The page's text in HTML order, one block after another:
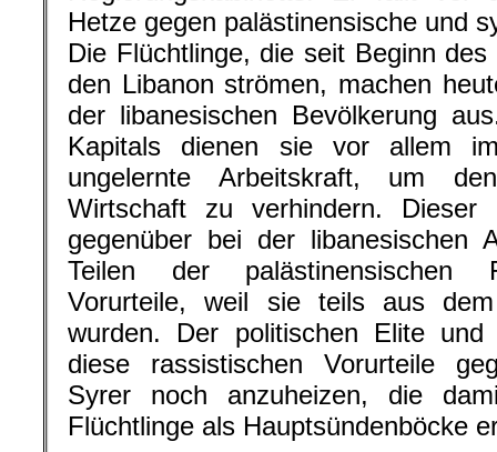
Hetze gegen palästinensische und
Die Flüchtlinge, die seit Beginn
den Libanon strömen, machen
der libanesischen Bevölkerung
Kapitals dienen sie vor allem
ungelernte Arbeitskraft, um
Wirtschaft zu verhindern. Dieser
gegenüber bei der libanesischen
Teilen der palästinensischen
Vorurteile, weil sie teils aus
wurden. Der politischen Elite
diese rassistischen Vorurteile
Syrer noch anzuheizen, die
Flüchtlinge als Hauptsündenböcke